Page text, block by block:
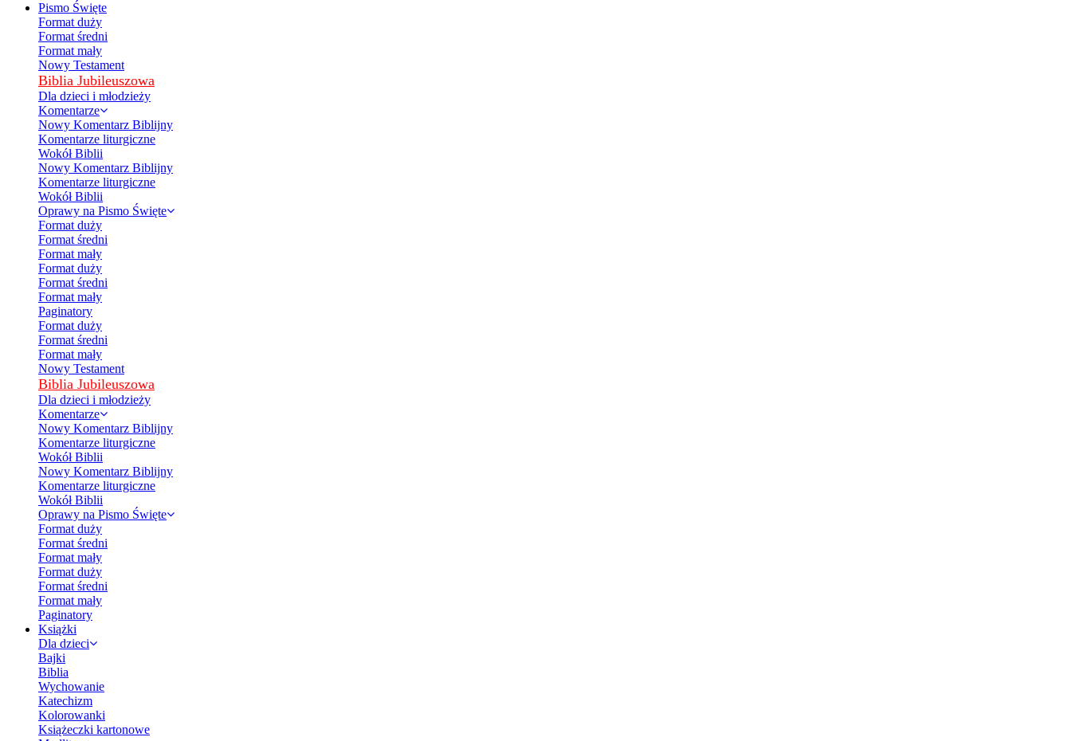
Pismo Święte
Format duży
Format średni
Format mały
Nowy Testament
Biblia Jubileuszowa
Dla dzieci i młodzieży
Komentarze
Nowy Komentarz Biblijny
Komentarze liturgiczne
Wokół Biblii
Nowy Komentarz Biblijny
Komentarze liturgiczne
Wokół Biblii
Oprawy na Pismo Święte
Format duży
Format średni
Format mały
Format duży
Format średni
Format mały
Paginatory
Format duży
Format średni
Format mały
Nowy Testament
Biblia Jubileuszowa
Dla dzieci i młodzieży
Komentarze
Nowy Komentarz Biblijny
Komentarze liturgiczne
Wokół Biblii
Nowy Komentarz Biblijny
Komentarze liturgiczne
Wokół Biblii
Oprawy na Pismo Święte
Format duży
Format średni
Format mały
Format duży
Format średni
Format mały
Paginatory
Książki
Dla dzieci
Bajki
Biblia
Wychowanie
Katechizm
Kolorowanki
Książeczki kartonowe